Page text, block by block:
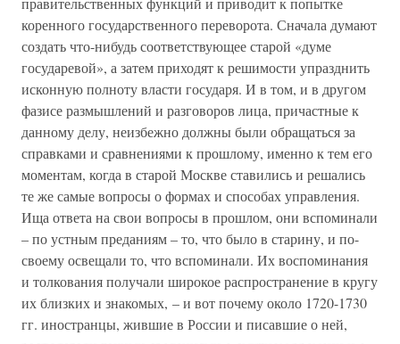
коренного государственного переворота. Сначала думают
создать что-нибудь соответствующее старой «думе
государевой», а затем приходят к решимости упразднить
исконную полноту власти государя. И в том, и в другом
фазисе размышлений и разговоров лица, причастные к
данному делу, неизбежно должны были обращаться за
справками и сравнениями к прошлому, именно к тем его
моментам, когда в старой Москве ставились и решались
те же самые вопросы о формах и способах управления.
Ища ответа на свои вопросы в прошлом, они вспоминали
– по устным преданиям – то, что было в старину, и по-
своему освещали то, что вспоминали. Их воспоминания
и толкования получали широкое распространение в кругу
их близких и знакомых, – и вот почему около 1720-1730
гг. иностранцы, жившие в России и писавшие о ней,